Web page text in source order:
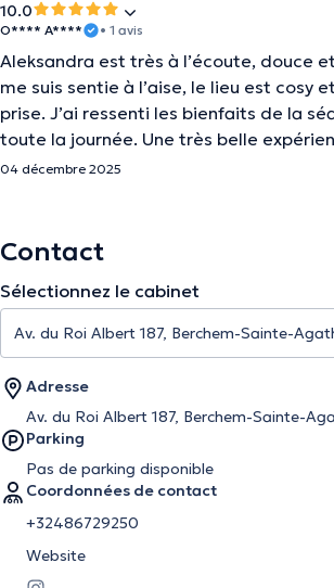
10.0
O**** A**** • 1 avis
Aleksandra est très à l’écoute, douce
me suis sentie à l’aise, le lieu est cosy
prise. J’ai ressenti les bienfaits de la
toute la journée. Une très belle
04 décembre 2025
Contact
Sélectionnez le cabinet
Adresse
Av. du Roi Albert 187, Berchem-Sainte-
Parking
Pas de parking disponible
Coordonnées de contact
+32486729250
Website